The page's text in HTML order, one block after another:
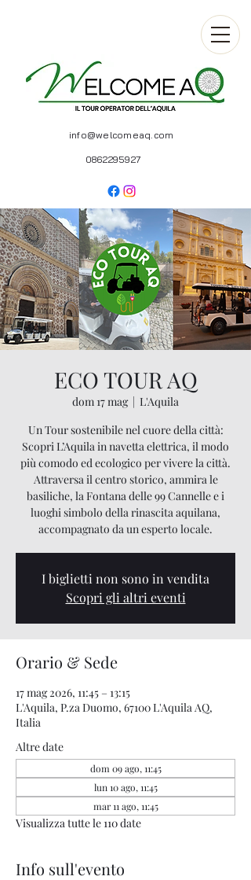
info@welcomeaq.com
0862295927
ECO TOUR AQ
dom 17 mag
  |
L'Aquila
Un Tour sostenibile nel cuore della città:
Scopri L’Aquila in navetta elettrica, il modo
più comodo ed ecologico per vivere la città.
Attraversa il centro storico, ammira le
basiliche, la Fontana delle 99 Cannelle e i
luoghi simbolo della rinascita aquilana,
accompagnato da un esperto locale.
I biglietti non sono in vendita
Scopri gli altri eventi
Orario & Sede
17 mag 2026, 11:45 – 13:15
L'Aquila, P.za Duomo, 67100 L'Aquila AQ,
Italia
Altre date
dom 09 ago, 11:45
lun 10 ago, 11:45
mar 11 ago, 11:45
Visualizza tutte le 110 date
Info sull'evento